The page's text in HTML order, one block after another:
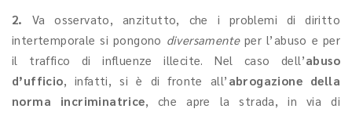
2. Va osservato, anzitutto, che i problemi di diritto
intertemporale si pongono diversamenteper l’abuso e per
il traffico di influenze illecite. Nel caso dell’abuso
d’ufficio, infatti, si è di fronte all’ abrogazione della
norma incriminatrice, che apre la strada, in via di